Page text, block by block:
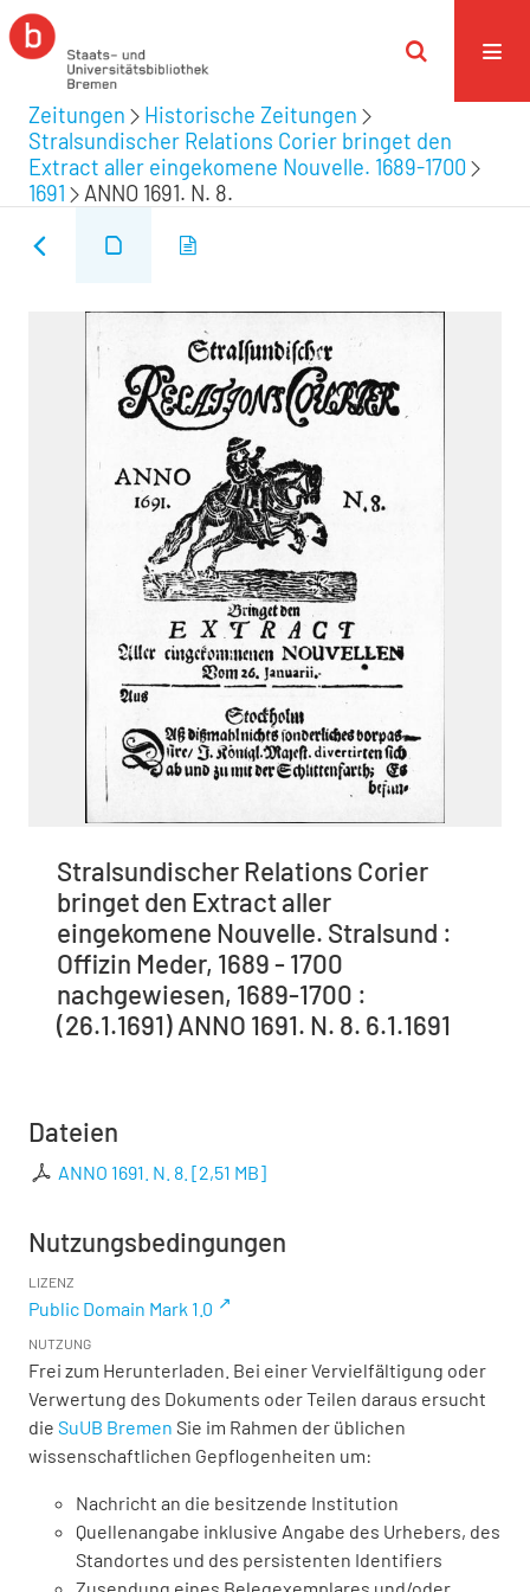
Zeitungen
Historische Zeitungen
Stralsundischer Relations Corier bringet den
Extract aller eingekomene Nouvelle. 1689-1700
1691
ANNO 1691. N. 8.
Stralsundischer Relations Corier
bringet den Extract aller
eingekomene Nouvelle. Stralsund :
Offizin Meder, 1689 - 1700
nachgewiesen, 1689-1700 :
(26.1.1691) ANNO 1691. N. 8. 6.1.1691
Dateien
ANNO 1691. N. 8. [2,51 MB]
Nutzungsbedingungen
LIZENZ
Public Domain Mark 1.0
NUTZUNG
Frei zum Herunterladen. Bei einer Vervielfältigung oder
Verwertung des Dokuments oder Teilen daraus ersucht
die SuUB Bremen Sie im Rahmen der üblichen
wissenschaftlichen Gepflogenheiten um:
Nachricht an die besitzende Institution
Quellenangabe inklusive Angabe des Urhebers, des
Standortes und des persistenten Identifiers